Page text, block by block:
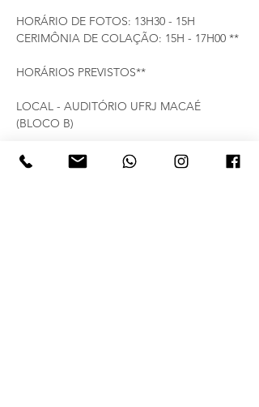
HORÁRIO DE FOTOS: 13H30 - 15H
CERIMÔNIA DE COLAÇÃO: 15H - 17H00 **
HORÁRIOS PREVISTOS**
LOCAL - AUDITÓRIO UFRJ MACAÉ
(BLOCO B)